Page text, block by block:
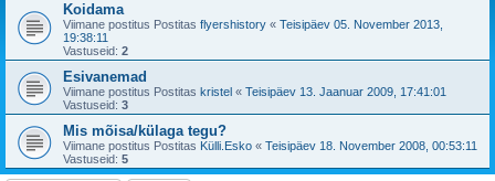
Koidama
Viimane postitus Postitas flyershistory « Teisipäev 05. November 2013,
19:38:11
Vastuseid: 2
Esivanemad
Viimane postitus Postitas kristel « Teisipäev 13. Jaanuar 2009, 17:41:01
Vastuseid: 3
Mis mõisa/külaga tegu?
Viimane postitus Postitas Külli.Esko « Teisipäev 18. November 2008, 00:53:11
Vastuseid: 5